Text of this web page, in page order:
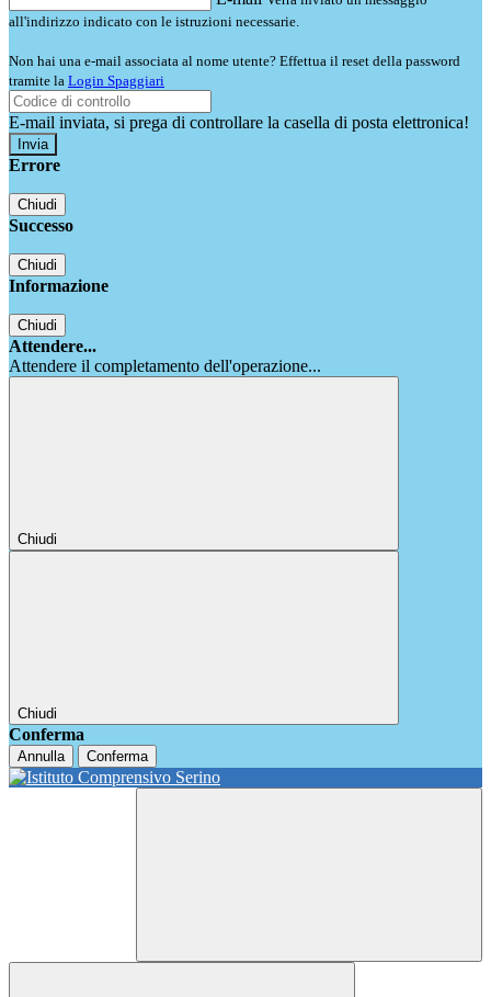
all'indirizzo indicato con le istruzioni necessarie.
Non hai una e-mail associata al nome utente? Effettua il reset della password
tramite la Login Spaggiari
E-mail inviata, si prega di controllare la casella di posta elettronica!
Errore
Chiudi
Successo
Chiudi
Informazione
Chiudi
Attendere...
Attendere il completamento dell'operazione...
Chiudi
Chiudi
Conferma
Annulla Conferma